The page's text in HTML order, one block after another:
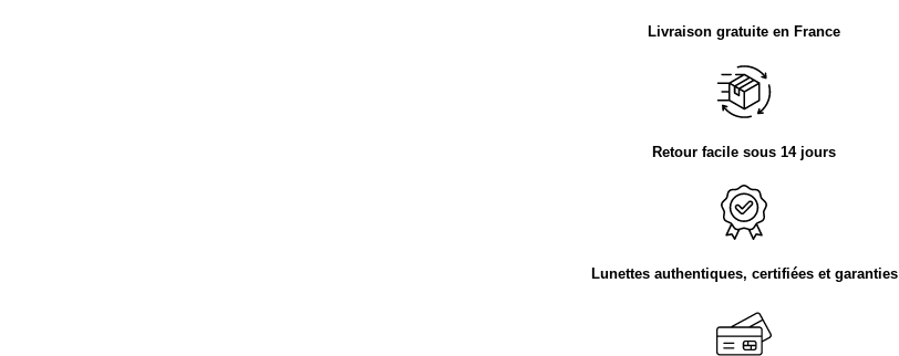
Livraison gratuite en France
Retour facile sous 14 jours
Lunettes authentiques, certifiées et garanties